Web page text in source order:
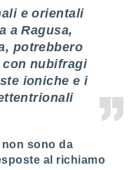
e orientali
a Ragusa,
potrebbero
con nubifragi
ioniche e i
sono da
al richiamo